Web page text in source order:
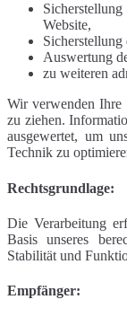
Website,
Sicherstellung
Auswertung
zu weiteren
Wir verwenden Ihre
zu ziehen.
ausgewertet, um
Technik zu
Rechtsgrundlage:
Die Verarbeitung
Basis unseres
Stabilität und
Empfänger: